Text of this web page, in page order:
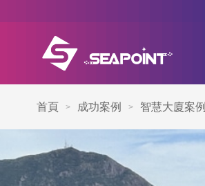
首頁 > 成功案例 > 智慧大廈案例